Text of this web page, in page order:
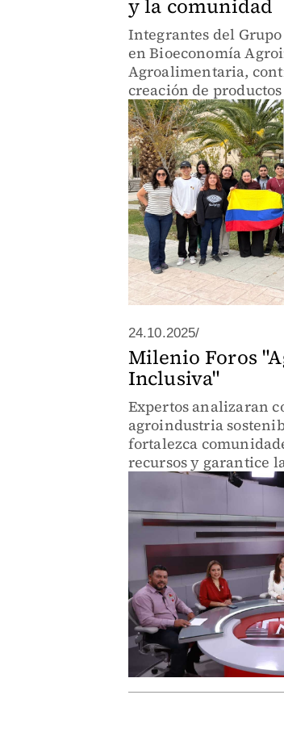
y la comunidad
Integrantes del
en Bioeconomía
Agroalimentaria,
creación de
innovadores.
24.10.2025/
Milenio Foros
Inclusiva"
Expertos analizaran
agroindustria
fortalezca
recursos y garantice
alimentaria del futuro.